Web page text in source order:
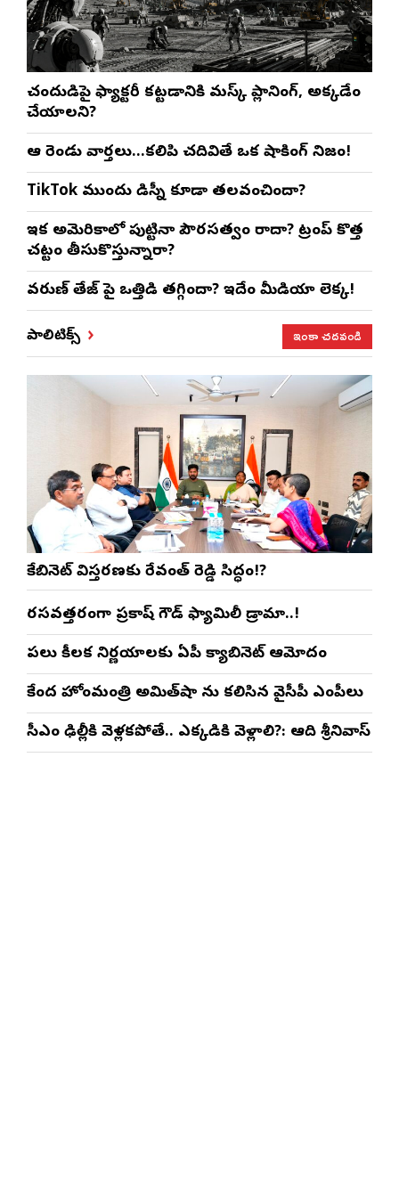
చంద్రుడిపై ఫ్యాక్టరీ కట్టడానికి మస్క్ ప్లానింగ్, అక్కడేం
చేయాలని?
ఆ రెండు వార్తలు…కలిపి చదివితే ఒక షాకింగ్ నిజం!
TikTok ముందు డిస్నీ కూడా తలవంచిందా?
ఇక అమెరికాలో పుట్టినా పౌరసత్వం రాదా? ట్రంప్ కొత్త
చట్టం తీసుకొస్తున్నారా?
వరుణ్ తేజ్‌ పై ఒత్తిడి తగ్గిందా? ఇదేం మీడియా లెక్క!
పాలిటిక్స్ ఇంకా చదవండి
కేబినెట్ విస్తరణకు రేవంత్ రెడ్డి సిద్ధం!?
రసవత్తరంగా ప్రకాష్ గౌడ్ ఫ్యామిలీ డ్రామా..!
పలు కీలక నిర్ణయాలకు ఏపీ క్యాబినెట్ ఆమోదం
కేంద్ర హోంమంత్రి అమిత్‌షా ను కలిసిన వైసీపీ ఎంపీలు
సీఎం ఢిల్లీకి వెళ్లకపోతే.. ఎక్కడికి వెళ్లాలి?: ఆది శ్రీనివాస్